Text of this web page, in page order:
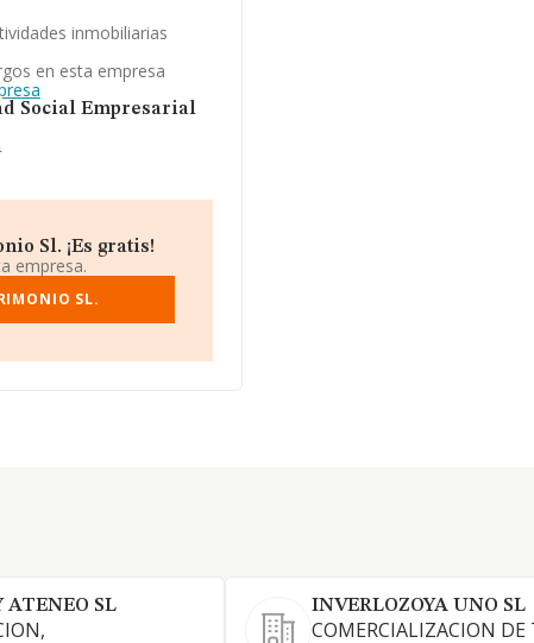
inmobiliarias
en esta empresa
Social Empresarial
Sl. ¡Es gratis!
empresa.
SL.
ATENEO SL INVERLOZOYA UNO SL
COMERCIALIZACION DE